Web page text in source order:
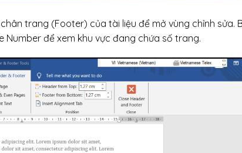
trang (Footer) của tài liệu để mở vùng chỉnh sửa.
để xem khu vực đang chứa số trang.